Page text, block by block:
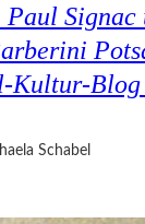
Signac
Kultur-Blog
Schabel